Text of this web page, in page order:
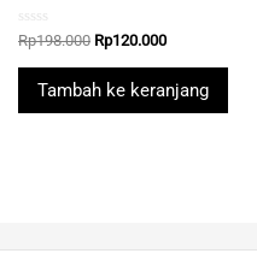
Rated
out
Rp198.000 Original
was:
Rp198.000.
Rp120.000Current
is:
Rp120.000.
Tambah ke keranjang